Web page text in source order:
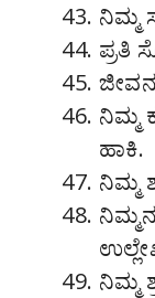
ನಿಮ್ಮ
ಪ್ರತಿ
ನಿಮ್ಮ
ಹಾಕಿ.
ನಿಮ್ಮ
ನಿಮ್ಮ